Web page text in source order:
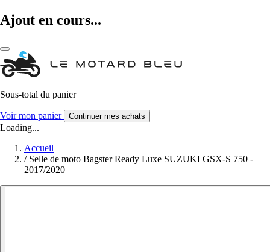
Ajout en cours...
Sous-total du panier
Voir mon panier Continuer mes achats
Loading...
Accueil
/ Selle de moto Bagster Ready Luxe SUZUKI GSX-S 750 -
2017/2020